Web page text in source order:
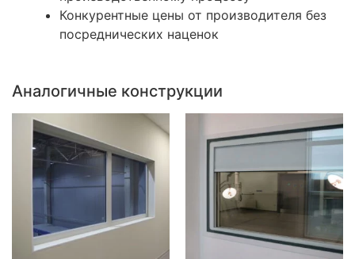
Конкурентные цены от производителя без
посреднических наценок
Аналогичные конструкции